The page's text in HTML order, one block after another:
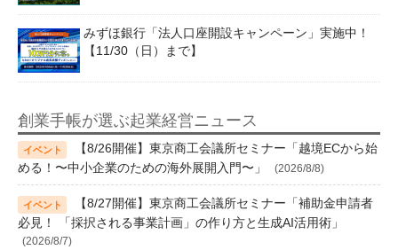
みずほ銀行「法人口座開設キャンペーン」実施中！
【11/30（日）まで】
創業手帳が選ぶ起業経営ニュース
【8/26開催】東京商工会議所セミナー「越境ECから始
める！〜中小企業のための海外展開入門〜」
(2026/8/8)
【8/27開催】東京商工会議所セミナー「補助金申請者
必見！ 「採択される事業計画」の作り方と生成AI活用術」
(2026/8/7)